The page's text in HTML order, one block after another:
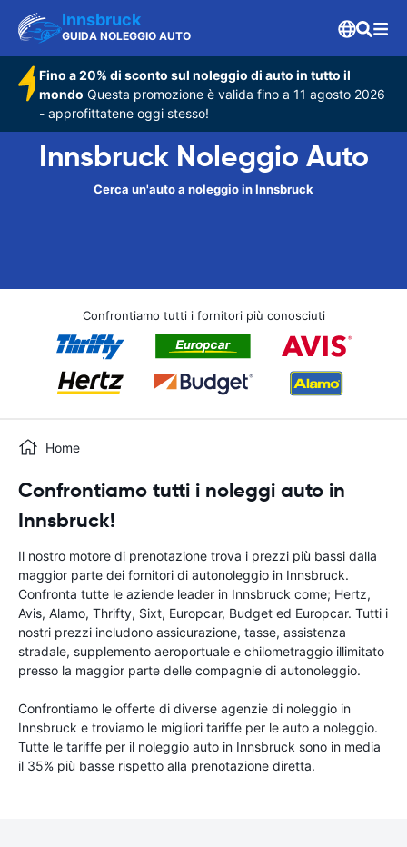
Innsbruck
GUIDA NOLEGGIO AUTO
Fino a 20% di sconto sul noleggio di auto in tutto il
mondo Questa promozione è valida fino a 11 agosto 2026
- approfittatene oggi stesso!
Innsbruck Noleggio Auto
Cerca un'auto a noleggio in Innsbruck
Confrontiamo tutti i fornitori più conosciuti
Home
Confrontiamo tutti i noleggi auto in
Innsbruck!
Il nostro motore di prenotazione trova i prezzi più bassi dalla
maggior parte dei fornitori di autonoleggio in Innsbruck.
Confronta tutte le aziende leader in Innsbruck come; Hertz,
Avis, Alamo, Thrifty, Sixt, Europcar, Budget ed Europcar. Tutti i
nostri prezzi includono assicurazione, tasse, assistenza
stradale, supplemento aeroportuale e chilometraggio illimitato
presso la maggior parte delle compagnie di autonoleggio.
Confrontiamo le offerte di diverse agenzie di noleggio in
Innsbruck e troviamo le migliori tariffe per le auto a noleggio.
Tutte le tariffe per il noleggio auto in Innsbruck sono in media
il 35% più basse rispetto alla prenotazione diretta.